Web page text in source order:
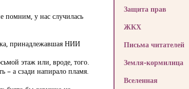
помним, у нас случилась
принадлежавшая НИИ
этаж или, вроде, того.
– а сзади напирало пламя.
Защита прав
ЖКХ
Письма читателей
Земля-кормилица
Вселенная